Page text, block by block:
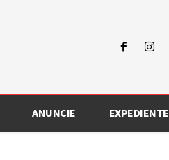
ANUNCIE EXPEDIENTE